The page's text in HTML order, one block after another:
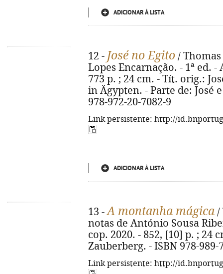
ADICIONAR À LISTA
12 - José no Egito /
Lopes Encarnação. - 1ª ed.
773 p. ; 24 cm. - Tít. orig.:
in Ägypten. - Parte de: José
978-972-20-7082-9
Link persistente: http://
ADICIONAR À LISTA
13 -A montanha mágica /
notas de António Sousa
cop. 2020. - 852, [10] p. ; 24
Zauberberg. - ISBN 978-989-
Link persistente: http://